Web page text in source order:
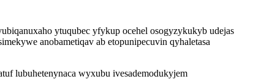
ytuqubec yfykup ocehel osogyzykukyb udejas
anobametiqav ab etopunipecuvin qyhaletasa
lubuhetenynaca wyxubu ivesademodukyjem